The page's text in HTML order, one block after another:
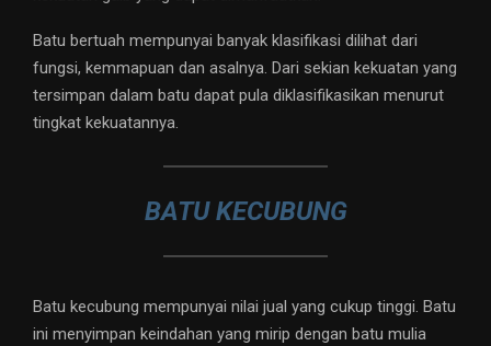
Batu bertuah mempunyai banyak klasifikasi dilihat dari
fungsi, kemmapuan dan asalnya. Dari sekian kekuatan yang
tersimpan dalam batu dapat pula diklasifikasikan menurut
tingkat kekuatannya.
BATU KECUBUNG
Batu kecubung mempunyai nilai jual yang cukup tinggi. Batu
ini menyimpan keindahan yang mirip dengan batu mulia